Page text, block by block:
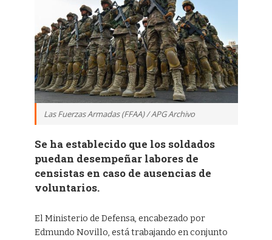
Las Fuerzas Armadas (FFAA) / APG Archivo
Se ha establecido que los soldados
puedan desempeñar labores de
censistas en caso de ausencias de
voluntarios.
El Ministerio de Defensa, encabezado por
Edmundo Novillo, está trabajando en conjunto